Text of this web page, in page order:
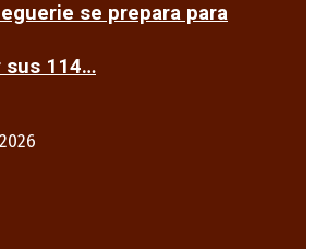
se prepara para
sus 114…